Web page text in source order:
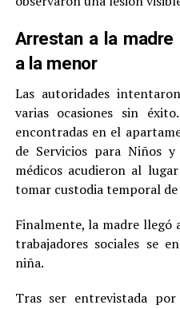
Arrestan a la
a la menor
Las autoridades
varias ocasiones sin
encontradas en el
de Servicios para Niños
médicos acudieron al
tomar custodia temporal de
Finalmente, la madre
trabajadores sociales se
niña.
Tras ser entrevistada